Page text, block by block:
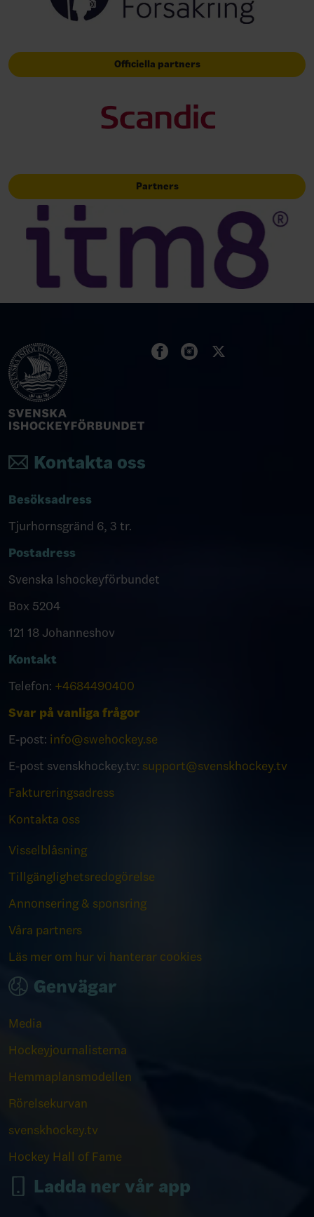
Officiella partners
Partners
Kontakta oss
Besöksadress
Tjurhornsgränd 6, 3 tr.
Postadress
Svenska Ishockeyförbundet
Box 5204
121 18 Johanneshov
Kontakt
Telefon: +4684490400
Svar på vanliga frågor
E-post: info@swehockey.se
E-post svenskhockey.tv: support@svenskhockey.tv
Faktureringsadress
Kontakta oss
Visselblåsning
Tillgänglighetsredogörelse
Annonsering & sponsring
Våra partners
Läs mer om hur vi hanterar cookies
Genvägar
Media
Hockeyjournalisterna
Hemmaplansmodellen
Rörelsekurvan
svenskhockey.tv
Hockey Hall of Fame
Ladda ner vår app